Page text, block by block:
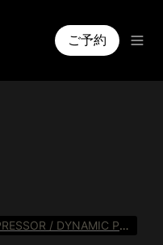
ご予約
COMPRESSOR / DYNAMIC PROCESSOR